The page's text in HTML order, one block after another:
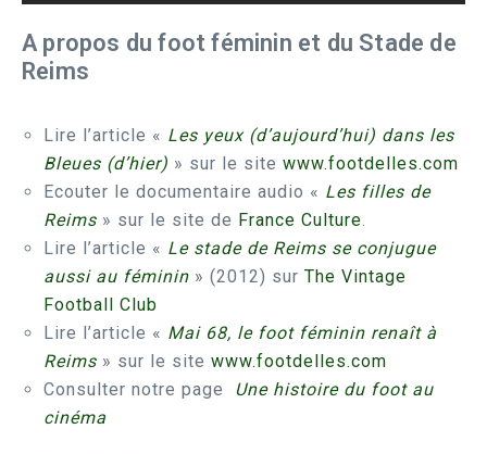
A propos du foot féminin et du Stade de
Reims
Lire l’article « Les yeux (d’aujourd’hui) dans les
Bleues (d’hier) » sur le site www.footdelles.com
Ecouter le documentaire audio « Les filles de
Reims » sur le site de France Culture.
Lire l’article « Le stade de Reims se conjugue
aussi au féminin » (2012) sur The Vintage
Football Club
Lire l’article « Mai 68, le foot féminin renaît à
Reims » sur le site www.footdelles.com
Consulter notre page
Une histoire du foot au
cinéma